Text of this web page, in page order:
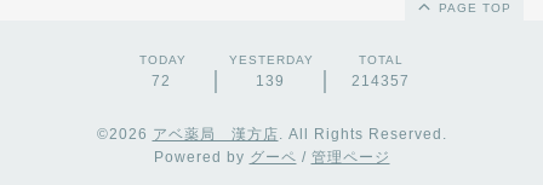
PAGE TOP
TODAY
72
YESTERDAY
139
TOTAL
214357
©2026 アベ薬局 漢方店. All Rights Reserved.
Powered by グーペ / 管理ページ